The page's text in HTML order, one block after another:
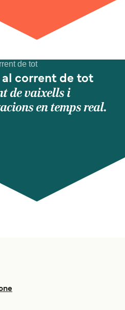
al corrent de tot
de vaixells i
en temps real.